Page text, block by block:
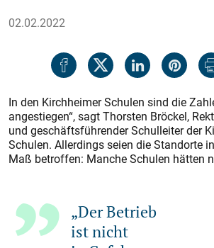
02.02.2022
In den Kirchheimer Schulen sind die
angestiegen“, sagt Thorsten Bröckel,
und geschäftsführender Schulleiter der
Schulen. Allerdings seien die Standorte
Maß betroffen: Manche Schulen hätten
„Der Betrieb
ist nicht